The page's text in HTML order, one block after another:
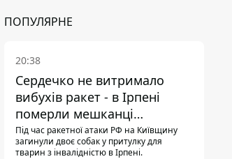
ПОПУЛЯРНЕ
20:38
Сердечко не витримало
вибухів ракет - в Ірпені
померли мешканці
притулку для собак з
інвалідністю
Під час ракетної атаки РФ на Київщину
загинули двоє собак у притулку для
тварин з інвалідністю в Ірпені.